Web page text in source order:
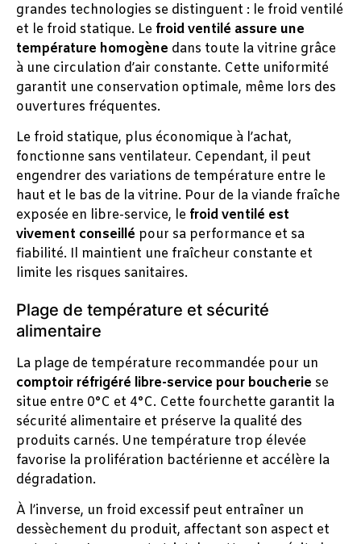
grandes technologies se distinguent : le froid ventilé
et le froid statique. Le froid ventilé assure une
température homogène dans toute la vitrine grâce
à une circulation d’air constante. Cette uniformité
garantit une conservation optimale, même lors des
ouvertures fréquentes.
Le froid statique, plus économique à l’achat,
fonctionne sans ventilateur. Cependant, il peut
engendrer des variations de température entre le
haut et le bas de la vitrine. Pour de la viande fraîche
exposée en libre-service, le froid ventilé est
vivement conseillé pour sa performance et sa
fiabilité. Il maintient une fraîcheur constante et
limite les risques sanitaires.
Plage de température et sécurité
alimentaire
La plage de température recommandée pour un
comptoir réfrigéré libre-service pour boucherie se
situe entre 0°C et 4°C. Cette fourchette garantit la
sécurité alimentaire et préserve la qualité des
produits carnés. Une température trop élevée
favorise la prolifération bactérienne et accélère la
dégradation.
À l’inverse, un froid excessif peut entraîner un
dessèchement du produit, affectant son aspect et